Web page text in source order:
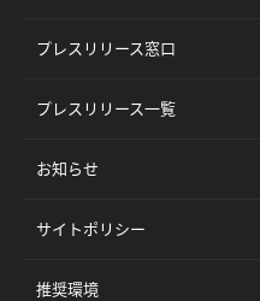
プレスリリース窓口
プレスリリース一覧
お知らせ
サイトポリシー
推奨環境